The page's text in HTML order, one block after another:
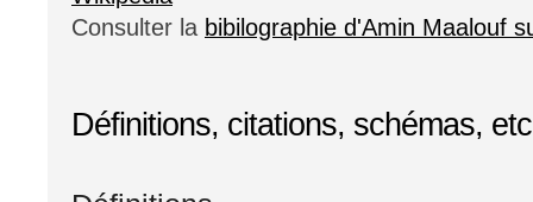
Consulter la bibilographie d'Amin Maalouf
Définitions, citations, schémas,